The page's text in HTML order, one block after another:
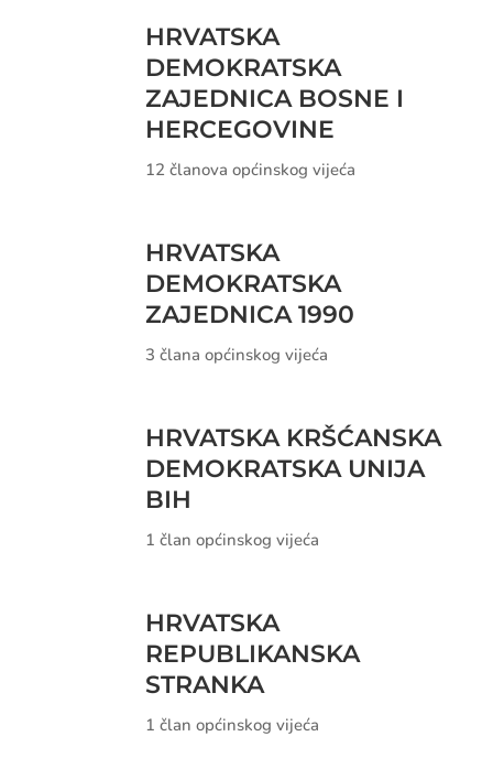
HRVATSKA
DEMOKRATSKA
ZAJEDNICA BOSNE I
HERCEGOVINE
12 članova općinskog vijeća
HRVATSKA
DEMOKRATSKA
ZAJEDNICA 1990
3 člana općinskog vijeća
HRVATSKA KRŠĆANSKA
DEMOKRATSKA UNIJA
BIH
1 član općinskog vijeća
HRVATSKA
REPUBLIKANSKA
STRANKA
1 član općinskog vijeća